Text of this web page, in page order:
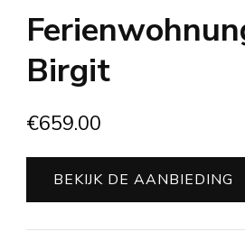
Birgit
€659.00
BEKIJK DE AANBIEDING